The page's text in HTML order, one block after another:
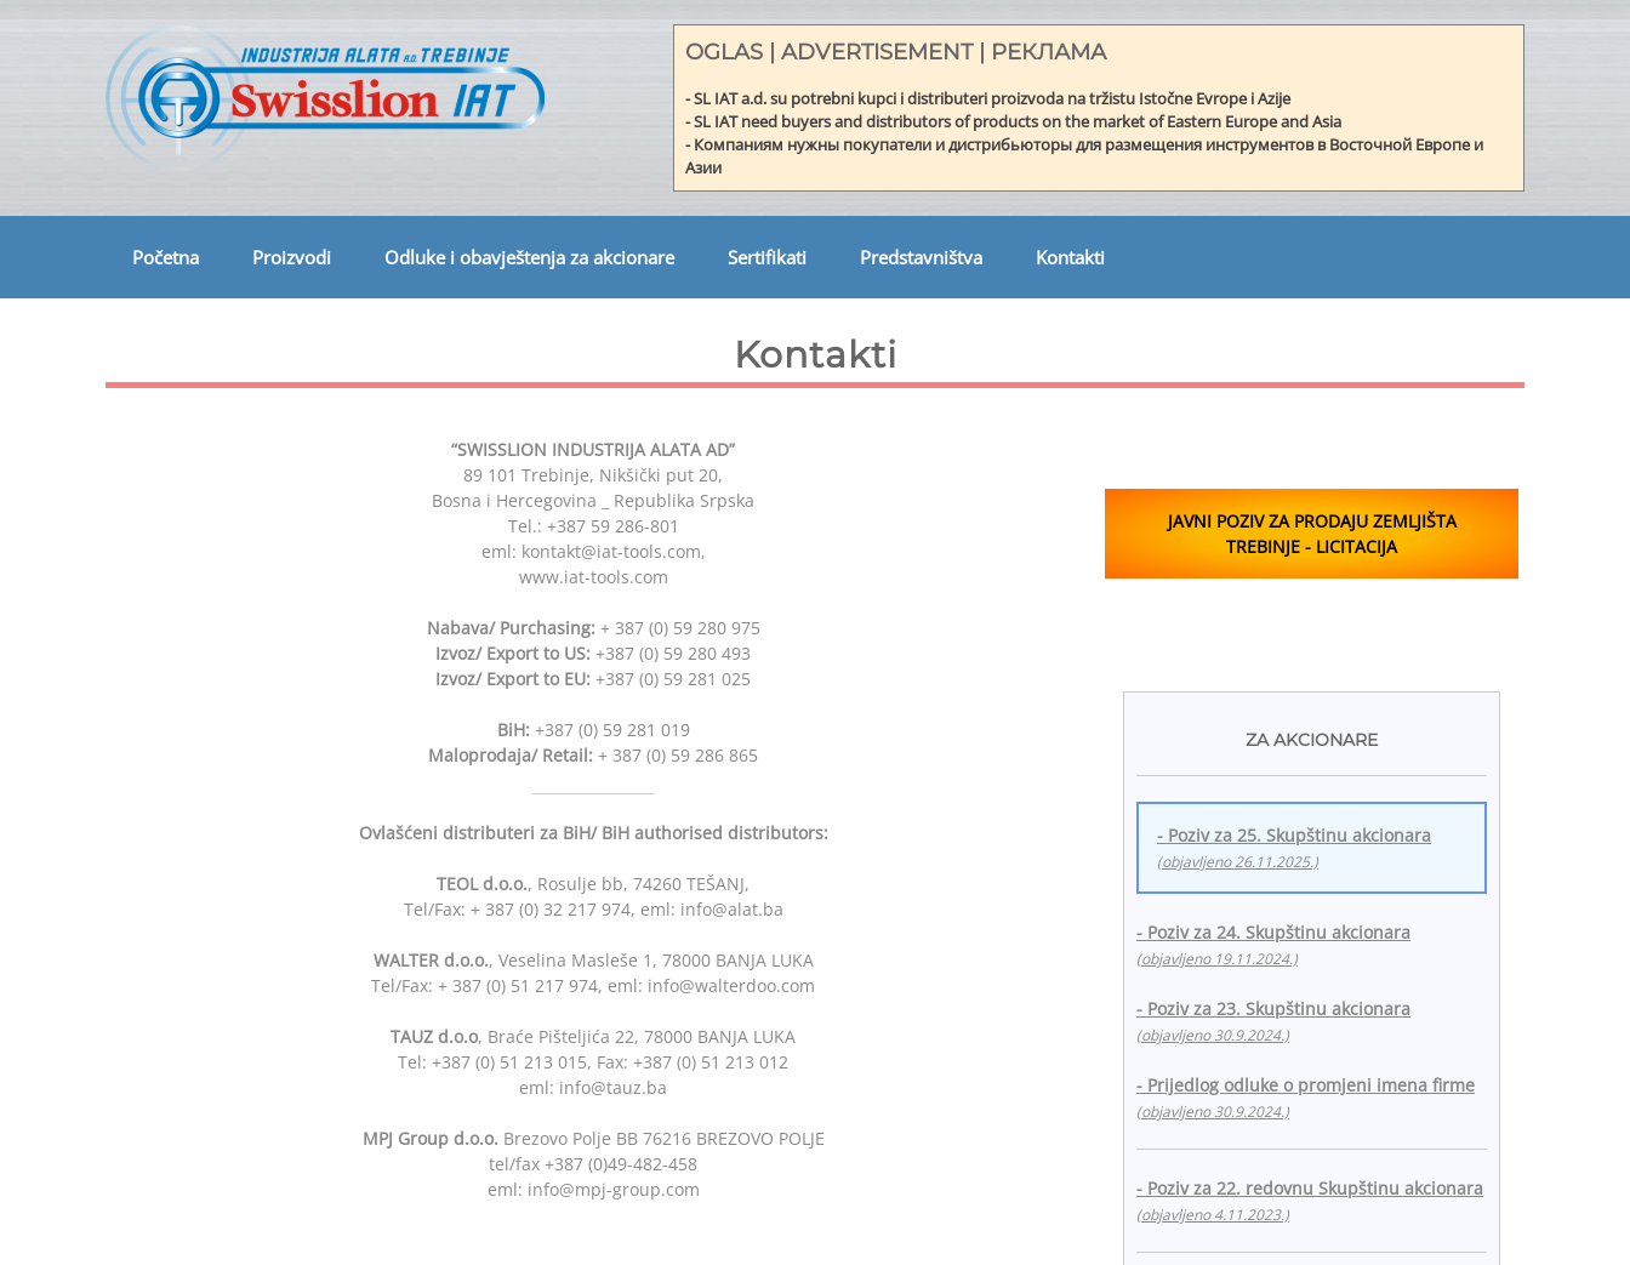
SWISSLION IAT
Industrija alata a.d. Trebinje
OGLAS | ADVERTISEMENT | РЕКЛАМА
- SL IAT a.d. su potrebni kupci i distributeri proizvoda na tržistu Istočne Evrope i Azije
- SL IAT need buyers and distributors of products on the market of Eastern Europe and Asia
- Компаниям нужны покупатели и дистрибьюторы для размещения инструментов в Восточной Европе и
Азии
Početna Proizvodi Odluke i obavještenja za akcionare Sertifikati Predstavništva Kontakti
Kontakti
“SWISSLION INDUSTRIJA ALATA AD”
89 101 Trebinje, Nikšički put 20,
Bosna i Hercegovina _ Republika Srpska
Tel.: +387 59 286-801
eml: kontakt@iat-tools.com,
www.iat-tools.com
Nabava/ Purchasing: + 387 (0) 59 280 975
Izvoz/ Export to US: +387 (0) 59 280 493
Izvoz/ Export to EU: +387 (0) 59 281 025
BiH: +387 (0) 59 281 019
Maloprodaja/ Retail: + 387 (0) 59 286 865
Ovlašćeni distributeri za BiH/ BiH authorised distributors:
TEOL d.o.o., Rosulje bb, 74260 TEŠANJ,
Tel/Fax: + 387 (0) 32 217 974, eml: info@alat.ba
WALTER d.o.o., Veselina Masleše 1, 78000 BANJA LUKA
Tel/Fax: + 387 (0) 51 217 974, eml: info@walterdoo.com
TAUZ d.o.o, Braće Pišteljića 22, 78000 BANJA LUKA
Tel: +387 (0) 51 213 015, Fax: +387 (0) 51 213 012
eml: info@tauz.ba
MPJ Group d.o.o. Brezovo Polje BB 76216 BREZOVO POLJE
tel/fax +387 (0)49-482-458
eml: info@mpj-group.com
JAVNI POZIV ZA PRODAJU ZEMLJIŠTA
TREBINJE - LICITACIJA
ZA AKCIONARE
- Poziv za 25. Skupštinu akcionara
(objavljeno 26.11.2025.)
- Poziv za 24. Skupštinu akcionara
(objavljeno 19.11.2024.)
- Poziv za 23. Skupštinu akcionara
(objavljeno 30.9.2024.)
- Prijedlog odluke o promjeni imena firme
(objavljeno 30.9.2024.)
- Poziv za 22. redovnu Skupštinu akcionara
(objavljeno 4.11.2023.)